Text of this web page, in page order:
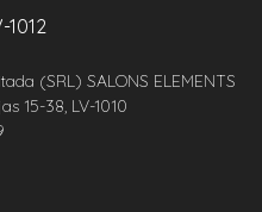
1012
(SRL) SALONS ELEMENTS
15-38, LV-1010